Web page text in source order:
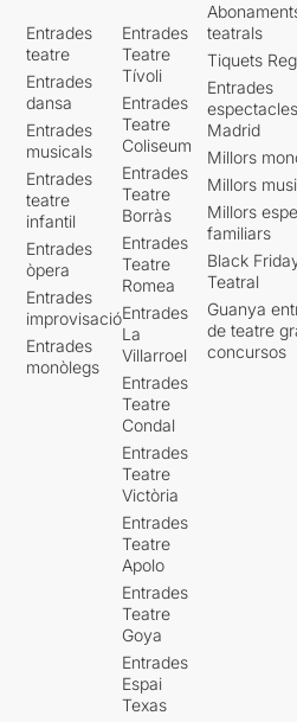
Entrades
teatre
Entrades
dansa
Entrades
musicals
Entrades
teatre
infantil
Entrades
òpera
Entrades
improvisació
Entrades
monòlegs
Entrades
Teatre
Tívoli
Entrades
Teatre
Coliseum
Entrades
Teatre
Borràs
Entrades
Teatre
Romea
Entrades
La
Villarroel
Entrades
Teatre
Condal
Entrades
Teatre
Victòria
Entrades
Teatre
Apolo
Entrades
Teatre
Goya
Entrades
Espai
Texas
teatrals
Tiquets
Entrades
Madrid
Millors
Millors
Millors
familiars
Black
Teatral
Guanya
de teatre
concursos